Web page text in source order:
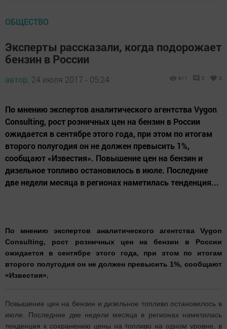
ОБЩЕСТВО
Эксперты рассказали, когда подорожает
бензин в России
автор, 24 июля 2017 - 05:24 911 0 0
По мнению экспертов аналитического агентства Vygon
Consulting, рост розничных цен на бензин в России
ожидается в сентябре этого года, при этом по итогам
второго полугодия он не должен превысить 1%,
сообщают «Известия». Повышение цен на бензин и
дизельное топливо остановилось в июле. Последние
две недели месяца в регионах наметилась тенденция...
По мнению экспертов аналитического агентства Vygon
Consulting, рост розничных цен на бензин в России
ожидается в сентябре этого года, при этом по итогам
второго полугодия он не должен превысить 1%, сообщают
«Известия».
Повышение цен на бензин и дизельное топливо остановилось в
июле. Последние две недели месяца в регионах наметилась
тенденция к сохранению цены на топливо на одном уровне, в